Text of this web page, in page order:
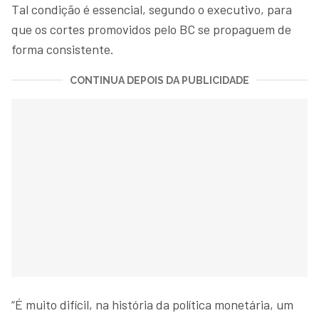
Tal condição é essencial, segundo o executivo, para
que os cortes promovidos pelo BC se propaguem de
forma consistente.
CONTINUA DEPOIS DA PUBLICIDADE
“É muito difícil, na história da política monetária, um